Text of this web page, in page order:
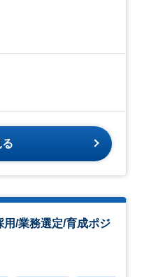
用/業務選定/育成ポジ